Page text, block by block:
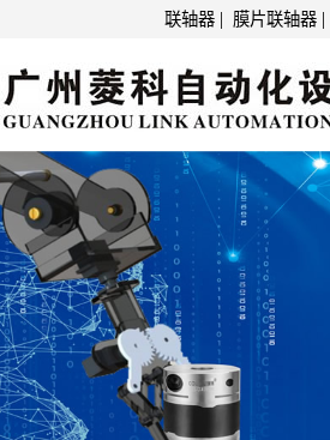
联轴器 | 膜片联轴器 |